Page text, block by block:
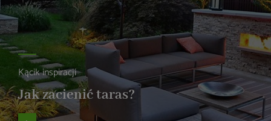
Kącik inspiracji
Jak zacienić taras?